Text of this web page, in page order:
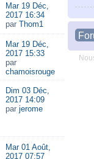
Mar 19 Déc,
2017 16:34
par Thom1
Mar 19 Déc,
2017 15:33
par
chamoisrouge
Dim 03 Déc,
2017 14:09
par jerome
Mar 01 Août,
2017 07:57